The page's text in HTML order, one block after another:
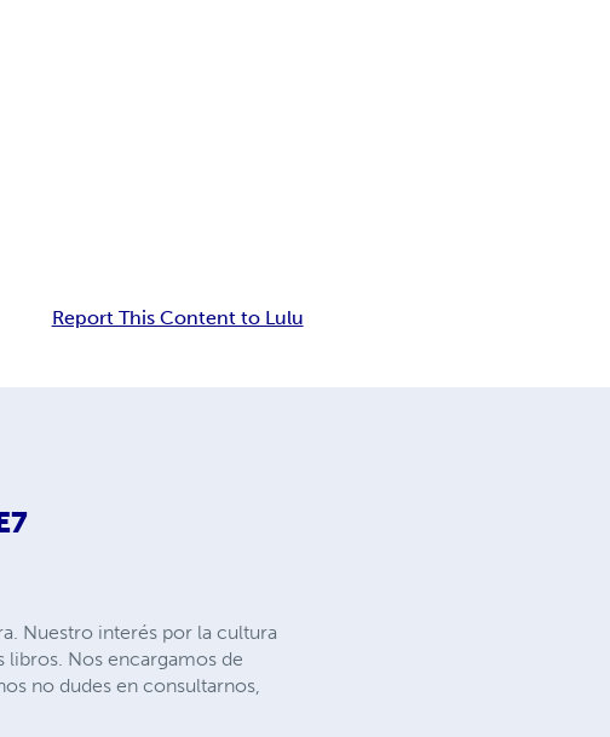
Report This Content to Lulu
Nuestro interés por la cultura
libros. Nos encargamos de
no dudes en consultarnos,